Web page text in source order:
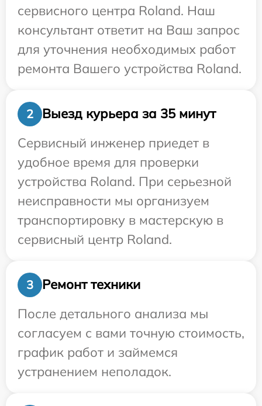
сервисного центра Roland. Наш
консультант ответит на Ваш запрос
для уточнения необходимых работ
ремонта Вашего устройства Roland.
2
Выезд курьера за 35 минут
Сервисный инженер приедет в
удобное время для проверки
устройства Roland. При серьезной
неисправности мы организуем
транспортировку в мастерскую в
сервисный центр Roland.
3
Ремонт техники
После детального анализа мы
согласуем с вами точную стоимость,
график работ и займемся
устранением неполадок.